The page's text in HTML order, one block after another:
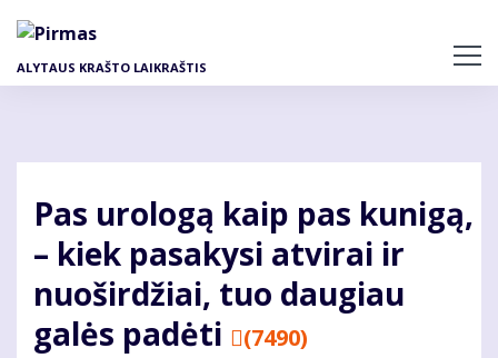
pagrindinį
ALYTAUS KRAŠTO LAIKRAŠTIS
Pas urologą kaip pas kunigą,
– kiek pasakysi atvirai ir
nuoširdžiai, tuo daugiau
galės padėti
(7490)